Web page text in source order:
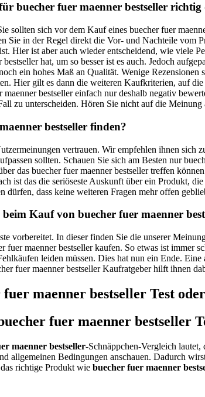
buecher fuer maenner bestseller richtig
sollten sich vor dem Kauf eines buecher fuer
Sie in der Regel direkt die Vor- und Nachteile vom
Hier ist aber auch wieder entscheidend, wie viele
hat, um so besser ist es auch. Jedoch
ein hohes Maß an Qualität. Wenige
Hier gilt es dann die weiteren Kaufkriterien, auf
bestseller einfach nur deshalb negativ
zu unterscheiden. Hören Sie nicht auf die Meinung
bestseller finden?
vertrauen. Wir empfehlen ihnen sich
sollten. Schauen Sie sich am Besten nur
das buecher fuer maenner bestseller treffen
ist das die seriöseste Auskunft über ein Produkt,
dürfen, dass keine weiteren Fragen mehr offen
Kauf von buecher fuer maenner
vorbereitet. In dieser finden Sie die unserer
fuer maenner bestseller kaufen. So etwas ist
leiden müssen. Dies hat nun ein Ende.
fuer maenner bestseller Kaufratgeber hilft ihnen
fuer maenner bestseller Test
fuer maenner bestseller
maenner bestseller-Schnäppchen-Vergleich
allgemeinen Bedingungen anschauen. Dadurch
richtige Produkt wie buecher fuer maenner